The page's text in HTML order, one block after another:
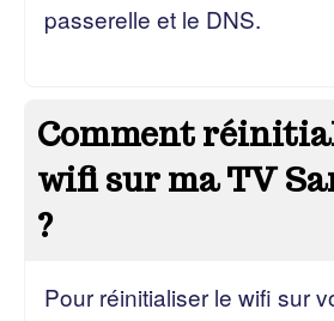
passerelle et le DNS.
Comment
wifi sur ma TV
?
Pour réinitialiser le wifi sur